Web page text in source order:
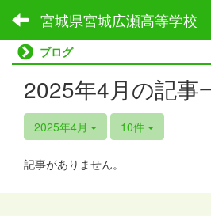
宮城県宮城広瀬高等学校
ブログ
2025年4月の記事
2025年4月 10件
記事がありません。